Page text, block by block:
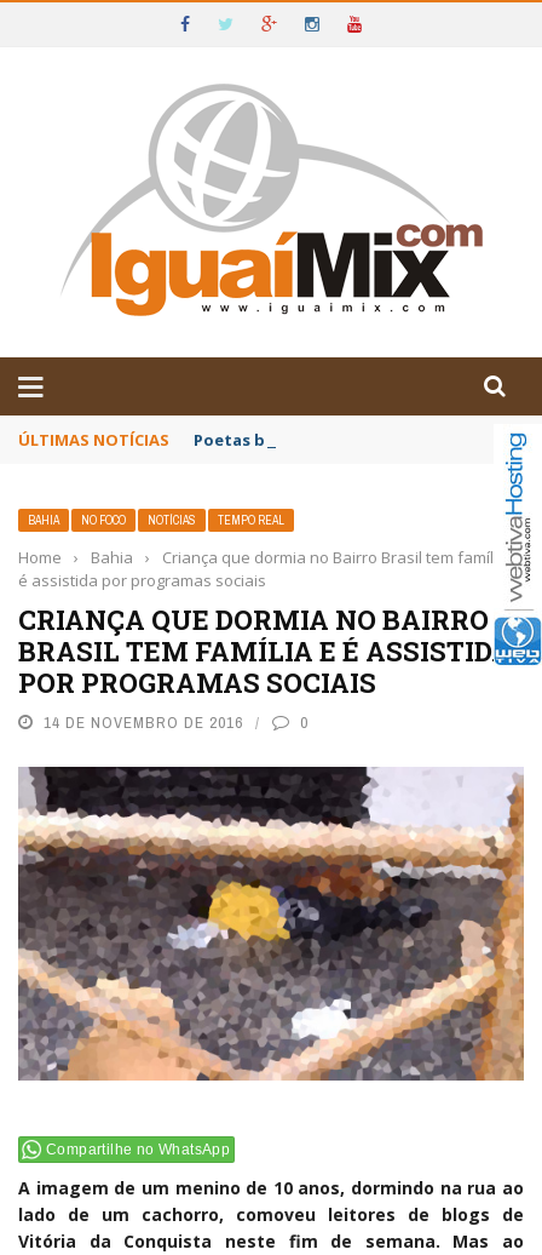
IGUAÍ E SUDOESTE DA BAHIA
ÚLTIMAS NOTÍCIAS Poetas baianos representam o Brasil no
BAHIA NO FOCO NOTÍCIAS TEMPO REAL
Home › Bahia ›
Criança que dormia no Bairro Brasil tem família e
é assistida por programas sociais
CRIANÇA QUE DORMIA NO BAIRRO
BRASIL TEM FAMÍLIA E É ASSISTIDA
POR PROGRAMAS SOCIAIS
14 DE NOVEMBRO DE 2016 0
Compartilhe no WhatsApp
A imagem de um menino de 10 anos, dormindo na rua ao
lado de um cachorro, comoveu leitores de blogs de
Vitória da Conquista neste fim de semana. Mas ao